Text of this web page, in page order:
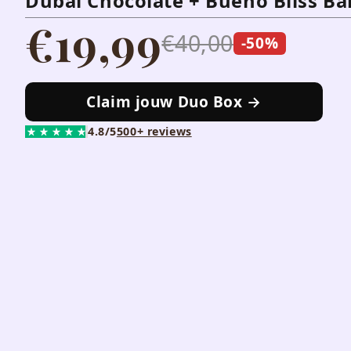
€19,99€40,00 -50%
Claim jouw Duo Box →
4.8/5500+ reviews